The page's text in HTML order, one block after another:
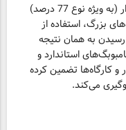
محصول ما نسبت به نمونه‌های معمول بازار (به ویژه نوع 77 درصد)
بزرگ، استفاده از
رسیدن به همان نتیجه
استاندارد و
و کارگاه‌ها تضمین کرده
می‌کند.